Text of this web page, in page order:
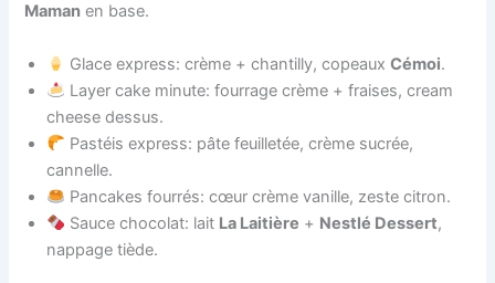
Maman en base.
Glace express: crème + chantilly, copeauxCémoi.
Layer cake minute: fourrage crème + fraises, cream
cheese dessus.
Pastéis express: pâte feuilletée, crème sucrée,
cannelle.
Pancakes fourrés: cœur crème vanille, zeste citron.
Sauce chocolat: lait La Laitière + Nestlé Dessert,
nappage tiède.